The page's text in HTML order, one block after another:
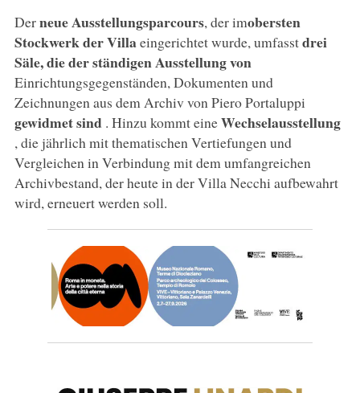
Derneue Ausstellungsparcours, der imobersten
Stockwerk der Villaeingerichtet wurde, umfasstdrei
Säle, die der ständigen Ausstellung von
Einrichtungsgegenständen, Dokumenten und
Zeichnungen aus dem Archiv von Piero Portaluppi
gewidmet sind . Hinzu kommt eineWechselausstellung
, die jährlich mit thematischen Vertiefungen und
Vergleichen in Verbindung mit dem umfangreichen
Archivbestand, der heute in der Villa Necchi aufbewahrt
wird, erneuert werden soll.